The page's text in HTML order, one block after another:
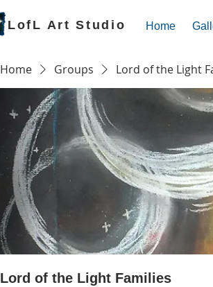
LofL Art Studio Home
Home Groups Lord of the Light
Lord of the Light Families